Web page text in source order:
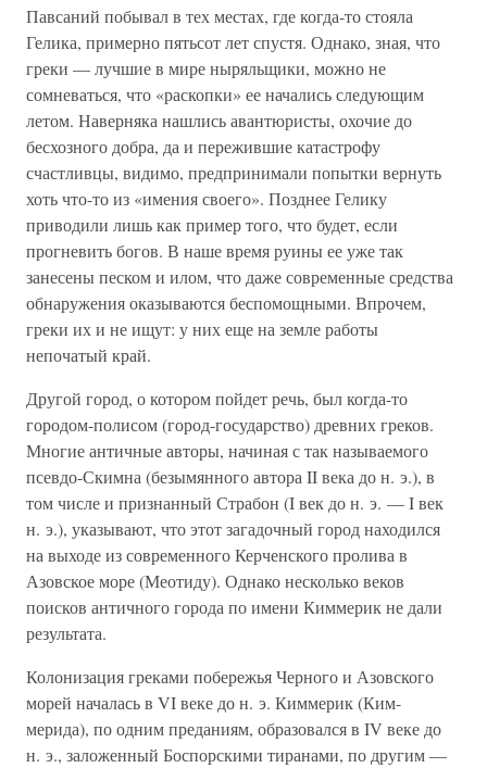
Павсаний побывал в тех местах, где когда-то стояла
Гелика, примерно пятьсот лет спустя. Однако, зная, что
греки — лучшие в мире ныряльщики, можно не
сомневаться, что «раскопки» ее начались следующим
летом. Наверняка нашлись авантюристы, охочие до
бесхозного добра, да и пережившие катастрофу
счастливцы, видимо, предпринимали попытки вернуть
хоть что-то из «имения своего». Позднее Гелику
приводили лишь как пример того, что будет, если
прогневить богов. В наше время руины ее уже так
занесены песком и илом, что даже современные средства
обнаружения оказываются беспомощными. Впрочем,
греки их и не ищут: у них еще на земле работы
непочатый край.
Другой город, о котором пойдет речь, был когда-то
городом-полисом (город-государство) древних греков.
Многие античные авторы, начиная с так называемого
псевдо-Скимна (безымянного автора II века до н. э.), в
том числе и признанный Страбон (I век до н. э. — I век
н. э.), указывают, что этот загадочный город находился
на выходе из современного Керченского пролива в
Азовское море (Меотиду). Однако несколько веков
поисков античного города по имени Киммерик не дали
результата.
Колонизация греками побережья Черного и Азовского
морей началась в VI веке до н. э. Киммерик (Ким-
мерида), по одним преданиям, образовался в IV веке до
н. э., заложенный Боспорскими тиранами, по другим —